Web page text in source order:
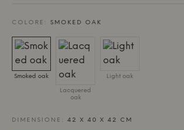
COLORE: SMOKED OAK
Smoked oak
Lacquered
oak
Light oak
DIMENSIONE: 42 X 40 X 42 CM